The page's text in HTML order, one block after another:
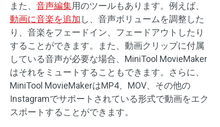
また、 音声編集用のツールもあります。例えば、
動画に音楽を追加 し、音声ボリュームを調整した
り、音楽をフェードイン、フェードアウトしたり
することができます。また、動画クリップに付属
している音声が必要な場合、MiniTool MovieMaker
はそれをミュートすることもできます。さらに、
MiniTool MovieMakerはMP4、MOV、その他の
Instagramでサポートされている形式で動画をエク
スポートすることができます。